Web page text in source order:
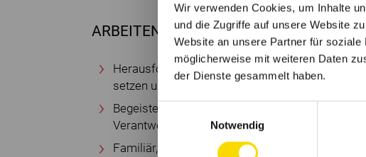
Wir verwenden Cookies, um Inhalte
und die Zugriffe auf unsere Website
Website an unsere Partner für
möglicherweise mit weiteren Daten
der Dienste gesammelt haben.
Einwilligungsauswahl
Notwendig
ARBEITEN BEI GKT IST
Herausfordernd, denn wir wollen immer besser
setzen und dem Wettbewerb einen Schritt voraus
Begeisternd, denn wir arbeiten an vielen
Verantwortung und haben den Freiraum, uns
Familiär, denn wir gehen offen und